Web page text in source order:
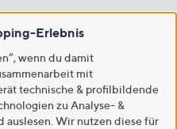
Erlebnis
wenn du damit
mit
technische & profilbildende
zu Analyse- &
auslesen. Wir nutzen diese für